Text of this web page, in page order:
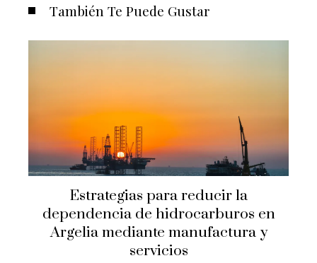
También Te Puede Gustar
Estrategias para reducir la
dependencia de hidrocarburos en
Argelia mediante manufactura y
servicios